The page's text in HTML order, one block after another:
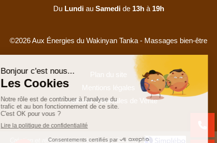
Du Lundiau Samedide 13hà 19h
©2026 Aux Énergies du Wakinyan Tanka - Massages bien-être
Plan du site
Mentions légales
Conditions Générales de Vente
Création et référencement du site par Simplébo